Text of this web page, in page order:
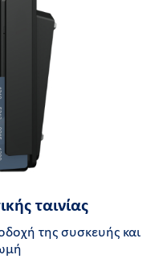
ταινίας
της συσκευής και